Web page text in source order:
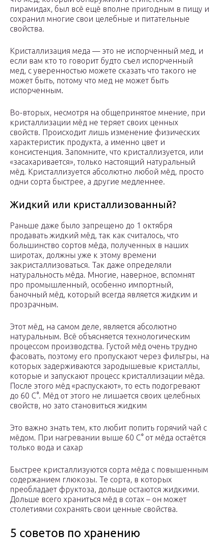
пирамидах, был всё ещё вполне пригодным в пищу и
сохранил многие свои целебные и питательные
свойства.
Кристаллизация меда — это не испорченный мед, и
если вам кто то говорит будто съел испорченный
мед, с уверенностью можете сказать что такого не
может быть, потому что мед не может быть
испорченным.
Во-вторых, несмотря на общепринятое мнение, при
кристаллизации мёд не теряет своих ценных
свойств. Происходит лишь изменение физических
характеристик продукта, а именно цвет и
консистенция. Запомните, что кристаллизуется, или
«засахаривается», только настоящий натуральный
мёд. Кристаллизуется абсолютно любой мёд, просто
одни сорта быстрее, а другие медленнее.
Жидкий или кристаллизованный?
Раньше даже было запрещено до 1 октября
продавать жидкий мёд, так как считалось, что
большинство сортов мёда, полученных в наших
широтах, должны уже к этому времени
закристаллизоваться. Так даже определяли
натуральность мёда. Многие, наверное, вспомнят
про промышленный, особенно импортный,
баночный мёд, который всегда является жидким и
прозрачным.
Этот мёд, на самом деле, является абсолютно
натуральным. Всё объясняется технологическим
процессом производства. Густой мёд очень трудно
фасовать, поэтому его пропускают через фильтры, на
которых задерживаются зародышевые кристаллы,
которые и запускают процесс кристаллизации мёда.
После этого мёд «распускают», то есть подогревают
до 60 С°. Мёд от этого не лишается своих целебных
свойств, но зато становиться жидким
Это важно знать тем, кто любит попить горячий чай с
мёдом. При нагревании выше 60 С° от мёда остаётся
только вода и сахар
Быстрее кристаллизуются сорта мёда с повышенным
содержанием глюкозы. Те сорта, в которых
преобладает фруктоза, дольше остаются жидкими.
Дольше всего храниться мёд в сотах – он может
столетиями сохранять свои ценные свойства.
5 советов по хранению